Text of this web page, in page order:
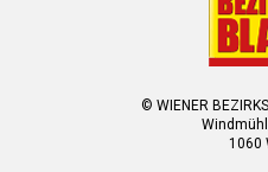
© WIENER
1060